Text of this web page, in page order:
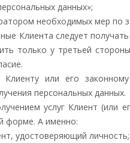
данных»;
необходимых мер по
Клиента следует
только у третьей
или его
персональных данных.
услуг Клиент (или
форме. А именно:
удостоверяющий личность;